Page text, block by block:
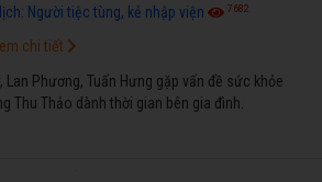
Người tiệc tùng, kẻ nhập viện 7682
Lan Phương, Tuấn Hưng gặp vấn đề sức khỏe
Thu Thảo dành thời gian bên gia đình.
chi tiết